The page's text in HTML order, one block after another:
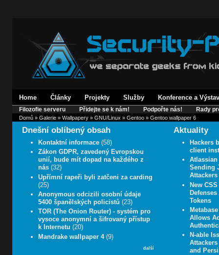
Home Články Projekty Služby Konference a
Filozofie serveru Přidejte se k nám! Podpořte nás! Rady
Domů» Galerie» Wallpapery» GNU/Linux » Gentoo» Gentoo wallpaper 6
Dnešní oblíbený obsah
Kontaktní informace (58)
Zákon GDPR, zavedený Evropskou
unií, bude mít dopad na každého z
nás (32)
Upřímní rapeři byli zatčeni za carding
(25)
Anonymous odcizili osobní údaje
5400 španělských policistů (23)
TOR (The Onion Router) - systém pro
vysoce anonymní a šifrovaný přístup
k Internetu (20)
Mandrake wallpaper 4 (9)
další
Aktuality
Hackers
client
Atlassian
Sending
Attackers
New
Tokens
Allows
N-able
Attackers
and